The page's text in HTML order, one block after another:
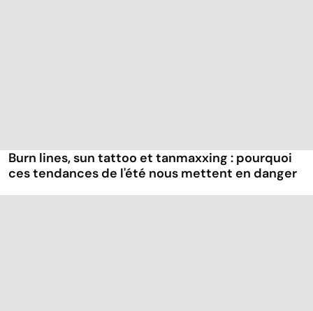
Burn lines, sun tattoo et tanmaxxing : pourquoi
ces tendances de l'été nous mettent en danger